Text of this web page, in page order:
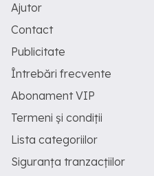
Ajutor
Contact
Publicitate
Întrebări frecvente
Abonament VIP
Termeni și condiții
Lista categoriilor
Siguranța tranzacțiilor